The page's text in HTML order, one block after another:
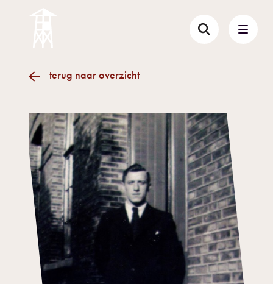
terug naar overzicht